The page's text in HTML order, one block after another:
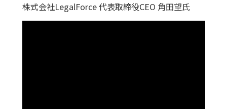
株式会社LegalForce 代表取締役CEO 角田望氏